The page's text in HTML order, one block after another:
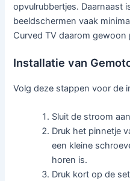
opvulrubbertjes. Daarnaast
beeldschermen vaak
Curved TV daarom gewoon
Installatie van
Volg deze stappen voor de
Sluit de stroom
Druk het pinnetje
een kleine
horen is.
Druk kort op de